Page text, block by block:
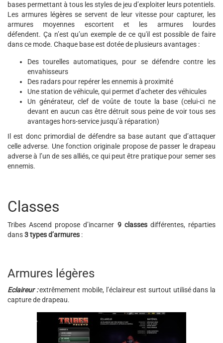
bases permettant à tous les styles de jeu d’exploiter leurs potentiels.
Les armures légères se servent de leur vitesse pour capturer, les
armures moyennes escortent et les armures lourdes
défendent. Ça n’est qu’un exemple de ce qu'il est possible de faire
dans ce mode. Chaque base est dotée de plusieurs avantages :
Des tourelles automatiques, pour se défendre contre les
envahisseurs
Des radars pour repérer les ennemis à proximité
Une station de véhicule, qui permet d’acheter des véhicules
Un générateur, clef de voûte de toute la base (celui-ci ne
devant en aucun cas être détruit sous peine de voir tous ses
avantages hors-service jusqu’à réparation)
Il est donc primordial de défendre sa base autant que d’attaquer
celle adverse. Une fonction originale propose de passer le drapeau
adverse à l’un de ses alliés, ce qui peut être pratique pour semer ses
ennemis.
Classes
Tribes Ascend propose d’incarner 9 classesdifférentes, réparties
dans3 types d’armures :
Armures légères
Eclaireur :extrêmement mobile, l’éclaireur est surtout utilisé dans la
capture de drapeau.